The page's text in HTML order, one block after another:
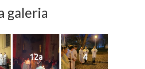
2021
Stacyjny Wielkiego Postu 2021
Komunia Święta
galeria
12a 4